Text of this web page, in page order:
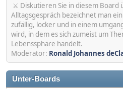
⚔ Diskutieren Sie in diesem Board
Alltagsgespräch bezeichnet man
zufällig, locker und in einem
wird, in dem es sich zumeist um
Lebenssphäre handelt.
Moderator: Ronald Johannes
Unter-Boards